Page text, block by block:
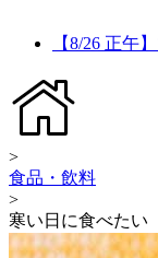
【8/26 正午
>
食品・飲料
>
寒い日に食べたい